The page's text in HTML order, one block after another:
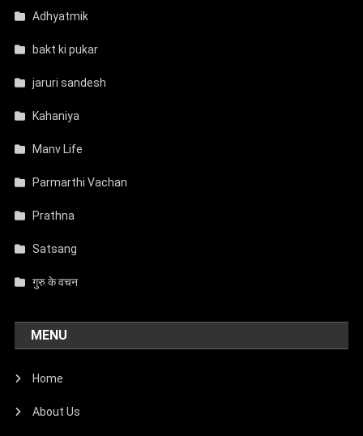
Adhyatmik
bakt ki pukar
jaruri sandesh
Kahaniya
Manv Life
Parmarthi Vachan
Prathna
Satsang
गुरु के वचन
MENU
Home
About Us